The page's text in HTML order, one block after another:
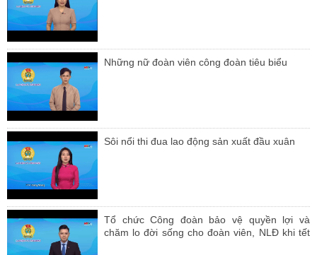
Những nữ đoàn viên công đoàn tiêu biểu
Sôi nổi thi đua lao động sản xuất đầu xuân
Tổ chức Công đoàn bảo vệ quyền lợi và
chăm lo đời sống cho đoàn viên, NLĐ khi tết